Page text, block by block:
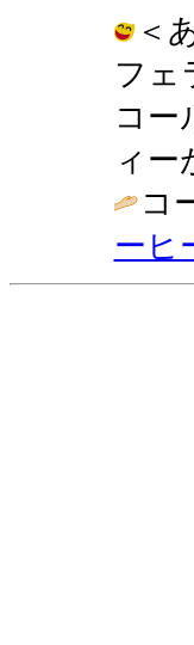
＜
フェ
コー
ィー
コ
ーヒ